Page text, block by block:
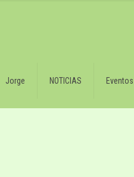
Jorge NOTICIAS Eventos